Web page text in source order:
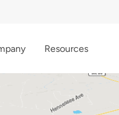
Resources